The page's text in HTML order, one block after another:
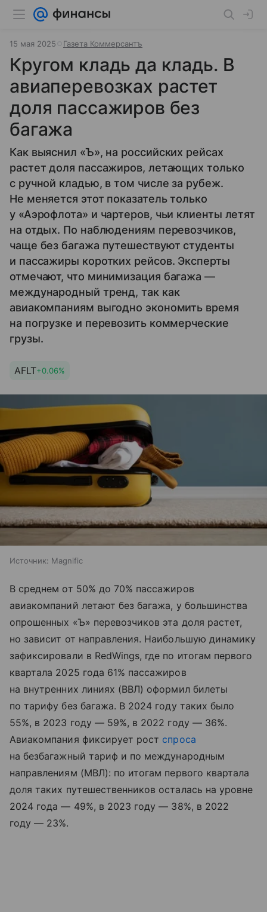
15 мая 2025 Газета Коммерсантъ
Кругом кладь да кладь. В
авиаперевозках растет
доля пассажиров без
багажа
Как выяснил «Ъ», на российских рейсах
растет доля пассажиров, летающих только
с ручной кладью, в том числе за рубеж.
Не меняется этот показатель только
у «Аэрофлота» и чартеров, чьи клиенты летят
на отдых. По наблюдениям перевозчиков,
чаще без багажа путешествуют студенты
и пассажиры коротких рейсов. Эксперты
отмечают, что минимизация багажа —
международный тренд, так как
авиакомпаниям выгодно экономить время
на погрузке и перевозить коммерческие
грузы.
AFLT+0.06%
Источник: Magnific
В среднем от 50% до 70% пассажиров
авиакомпаний летают без багажа, у большинства
опрошенных «Ъ» перевозчиков эта доля растет,
но зависит от направления. Наибольшую динамику
зафиксировали в RedWings, где по итогам первого
квартала 2025 года 61% пассажиров
на внутренних линиях (ВВЛ) оформил билеты
по тарифу без багажа. В 2024 году таких было
55%, в 2023 году — 59%, в 2022 году — 36%.
Авиакомпания фиксирует рост спроса
на безбагажный тариф и по международным
направлениям (МВЛ): по итогам первого квартала
доля таких путешественников осталась на уровне
2024 года — 49%, в 2023 году — 38%, в 2022
году — 23%.